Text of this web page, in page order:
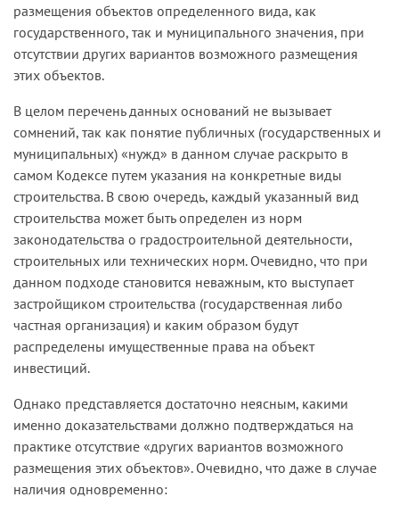
размещения объектов определенного вида, как
государственного, так и муниципального значения, при
отсутствии других вариантов возможного размещения
этих объектов.
В целом перечень данных оснований не вызывает
сомнений, так как понятие публичных (государственных и
муниципальных) «нужд» в данном случае раскрыто в
самом Кодексе путем указания на конкретные виды
строительства. В свою очередь, каждый указанный вид
строительства может быть определен из норм
законодательства о градостроительной деятельности,
строительных или технических норм. Очевидно, что при
данном подходе становится неважным, кто выступает
застройщиком строительства (государственная либо
частная организация) и каким образом будут
распределены имущественные права на объект
инвестиций.
Однако представляется достаточно неясным, какими
именно доказательствами должно подтверждаться на
практике отсутствие «других вариантов возможного
размещения этих объектов». Очевидно, что даже в случае
наличия одновременно: